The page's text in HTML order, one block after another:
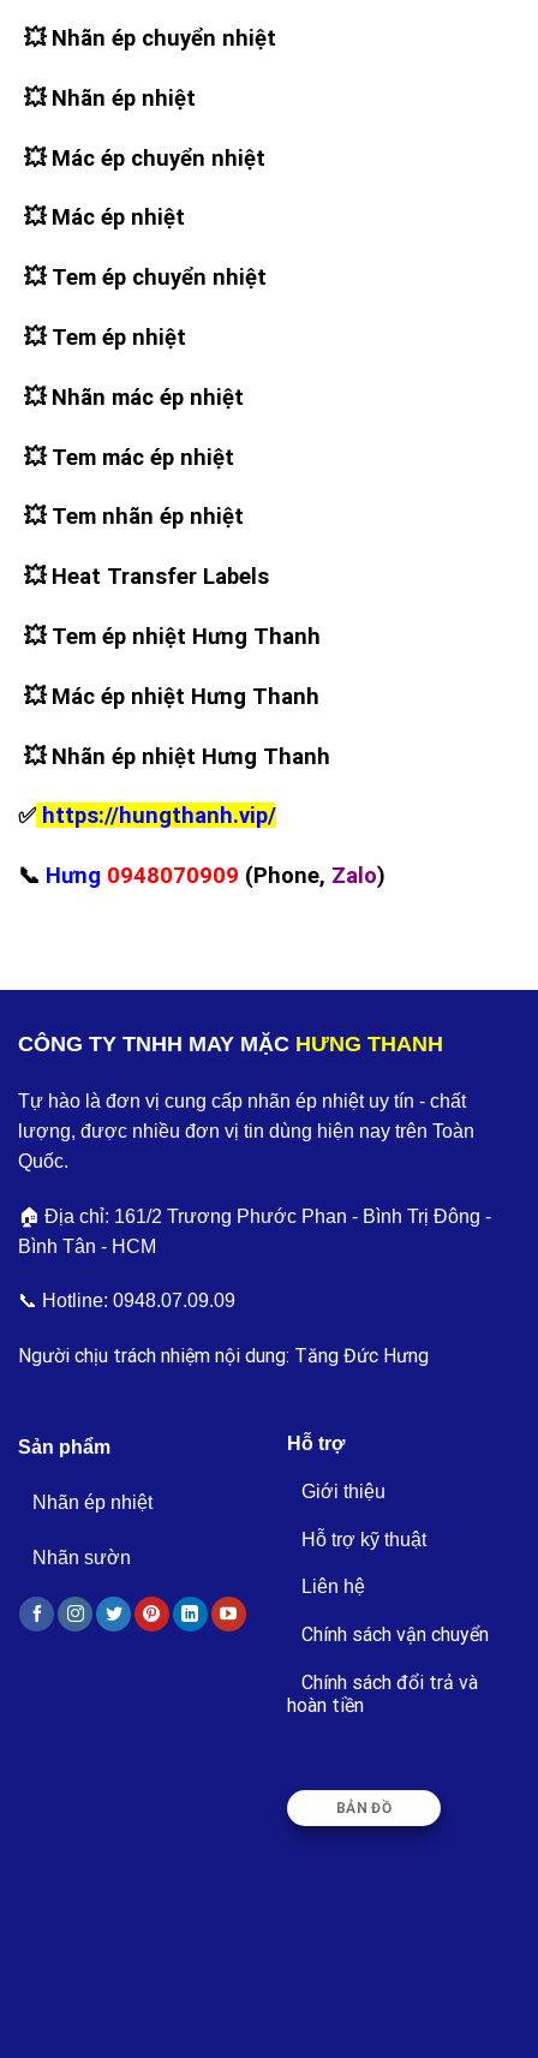
💥 Nhãn ép chuyển nhiệt
💥Nhãn ép nhiệt
💥Mác ép chuyển nhiệt
💥Mác ép nhiệt
💥Tem ép chuyển nhiệt
💥Tem ép nhiệt
💥Nhãn mác ép nhiệt
💥Tem mác ép nhiệt
💥Tem nhãn ép nhiệt
💥Heat Transfer Labels
💥Tem ép nhiệt Hưng Thanh
💥Mác ép nhiệt Hưng Thanh
💥Nhãn ép nhiệt Hưng Thanh
✅ https://hungthanh.vip/
📞 Hưng 0948070909 (Phone, Zalo)
CÔNG TY TNHH MAY MẶC HƯNG THANH
Tự hào là đơn vị cung cấp nhãn ép nhiệt uy tín - chất
lượng, được nhiều đơn vị tin dùng hiện nay trên Toàn
Quốc.
🏠 Địa chỉ: 161/2 Trương Phước Phan - Bình Trị Đông -
Bình Tân - HCM
📞 Hotline: 0948.07.09.09
Người chịu trách nhiệm nội dung: Tăng Đức Hưng
Sản phẩm
Nhãn ép nhiệt
Nhãn sườn
Hỗ trợ
Giới thiệu
Hỗ trợ kỹ thuật
Liên hệ
Chính sách vận chuyển
Chính sách đổi trả và
hoàn tiền
BẢN ĐỒ